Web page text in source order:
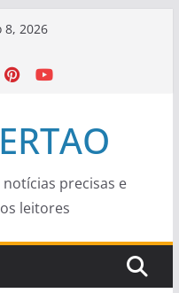
8, 2026
precisas e
leitores